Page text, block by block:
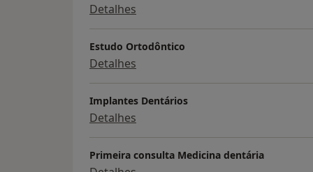
Detalhes
Estudo Ortodôntico
Detalhes
Implantes Dentários
Detalhes
Primeira consulta Medicina dentária